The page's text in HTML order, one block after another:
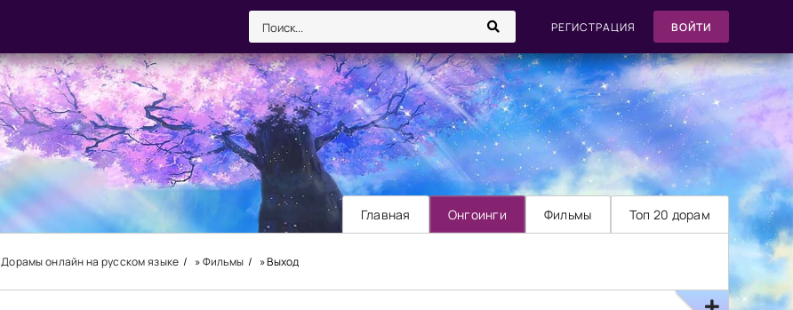
РЕГИСТРАЦИЯ ВОЙТИ
Главная Онгоинги Фильмы Топ 20 дорам
Дорамы онлайн на русском языке »Фильмы » Выход